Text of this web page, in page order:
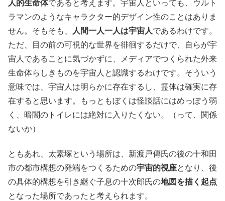
人的生命体であると考えます。宇宙人といっても、ウルト
ラマンのようなキャラクター的デザイン性のことはありま
せん。そもそも、
人間一人一人は宇宙人であるわけです。
ただ、目の前の可視的な世界を徘徊するだけで、自らが宇
宙人であることに気づかずに、メディアでつくられた外来
生命体らしきものを宇宙人と認識するわけです。そういう
意味では、宇宙人は明らかに存在するし、霊体は確実に存
在すると思います。もっともぼくは怪談話にはめっぽう弱
く、暗闇のトイレには絶対に入りたくない。（って、関係
ないか）
ともあれ、太素塚という場所は、新渡戸傳氏の後の十和田
市の都市構想の発端をつくるための宇宙的視座となり、後
の具体的構想を引き継ぐ子息の十次郎氏の地図を描く起点
となった場所であったと考えられます。